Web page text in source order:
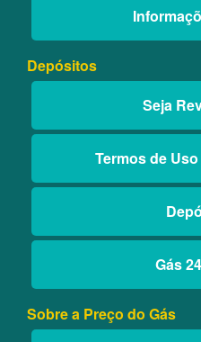
Depósitos
Seja
Termos de
Gás
Sobre a Preço do Gás